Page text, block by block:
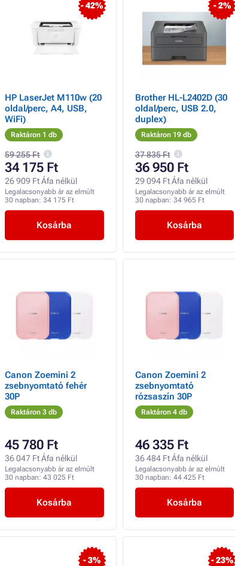
- 42%
HP LaserJet M110w (20
oldal/perc, A4, USB,
WiFi)
Raktáron 1 db
59 255 Ft
34 175 Ft
26 909 Ft Áfa nélkül
Legalacsonyabb ár az elmúlt
30 napban: 34 175 Ft
Kosárba
- 2%
Brother HL-L2402D (30
oldal/perc, USB 2.0,
duplex)
Raktáron 19 db
37 835 Ft
36 950 Ft
29 094 Ft Áfa nélkül
Legalacsonyabb ár az elmúlt
30 napban: 34 965 Ft
Kosárba
Canon Zoemini 2
zsebnyomtató fehér
30P
Raktáron 3 db
45 780 Ft
36 047 Ft Áfa nélkül
Legalacsonyabb ár az elmúlt
30 napban: 43 025 Ft
Kosárba
Canon Zoemini 2
zsebnyomtató
rózsaszín 30P
Raktáron 4 db
46 335 Ft
36 484 Ft Áfa nélkül
Legalacsonyabb ár az elmúlt
30 napban: 44 425 Ft
Kosárba
- 3% - 23%